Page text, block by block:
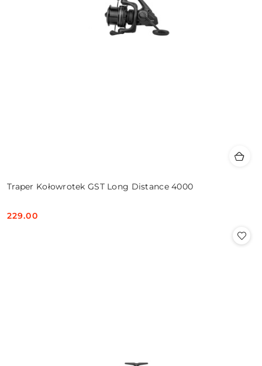
Traper Kołowrotek GST Long Distance 4000
Cena:
229.00